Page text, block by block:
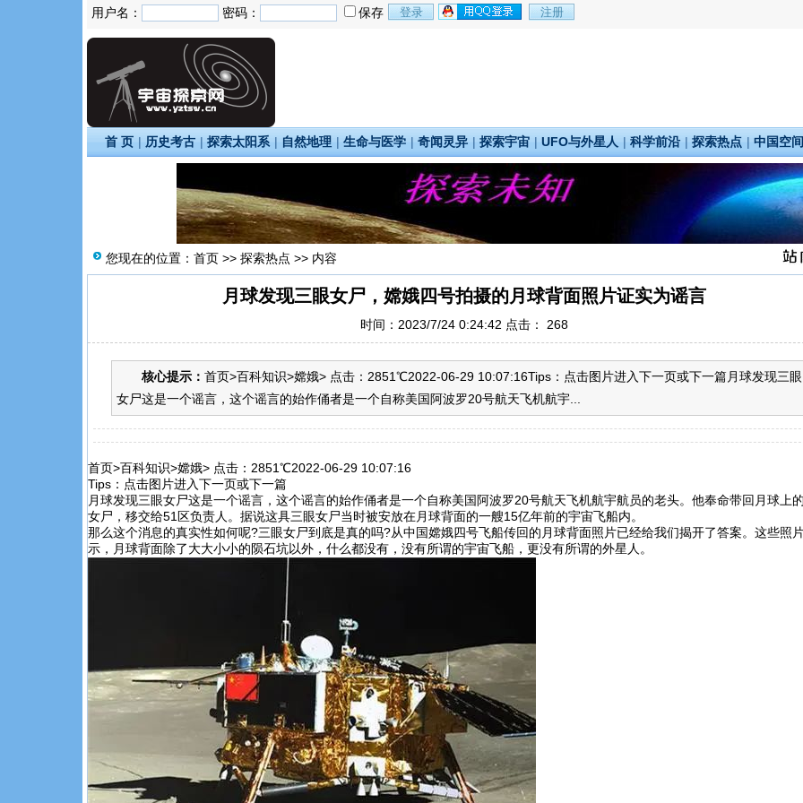
用户名： 密码： 保存
首 页 | 历史考古 | 探索太阳系 | 自然地理 | 生命与医学 | 奇闻灵异 | 探索宇宙 | UFO与外星人 | 科学前沿 | 探索热点 | 中国空
您现在的位置： 首页 >> 探索热点 >> 内容
月球发现三眼女尸，嫦娥四号拍摄的月球背面照片证实为谣言
时间：2023/7/24 0:24:42 点击： 268
核心提示： 首页>百科知识>嫦娥> 点击：2851℃2022-06-29 10:07:16Tips：点击图片进入下一页或下一篇月球发现三眼
女尸这是一个谣言，这个谣言的始作俑者是一个自称美国阿波罗20号航天飞机航宇...
首页>百科知识>嫦娥> 点击：2851℃2022-06-29 10:07:16
Tips：点击图片进入下一页或下一篇
月球发现三眼女尸这是一个谣言，这个谣言的始作俑者是一个自称美国阿波罗20号航天飞机航宇航员的老头。他奉命带回月球上
女尸，移交给51区负责人。据说这具三眼女尸当时被安放在月球背面的一艘15亿年前的宇宙飞船内。
那么这个消息的真实性如何呢?三眼女尸到底是真的吗?从中国嫦娥四号飞船传回的月球背面照片已经给我们揭开了答案。这些照
示，月球背面除了大大小小的陨石坑以外，什么都没有，没有所谓的宇宙飞船，更没有所谓的外星人。